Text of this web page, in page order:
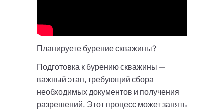
Планируете бурение скважины?
Подготовка к бурению скважины —
важный этап, требующий сбора
необходимых документов и получения
разрешений. Этот процесс может занять